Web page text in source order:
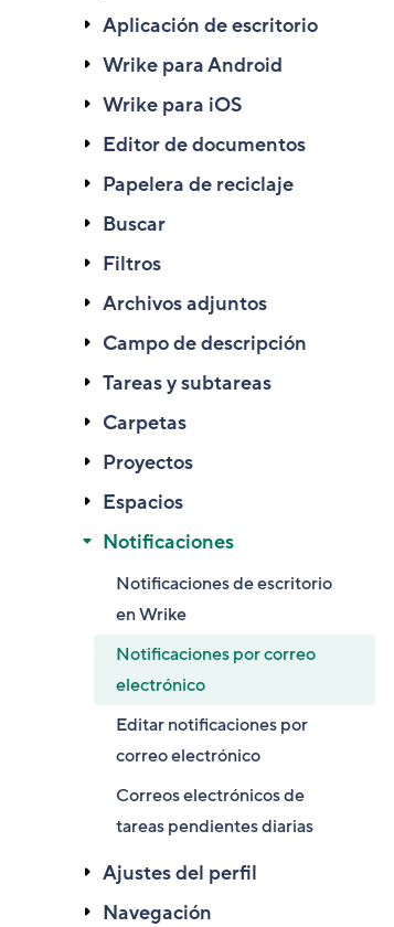
Aplicación de escritorio
Wrike para Android
Wrike para iOS
Editor de documentos
Papelera de reciclaje
Buscar
Filtros
Archivos adjuntos
Campo de descripción
Tareas y subtareas
Carpetas
Proyectos
Espacios
Notificaciones
Notificaciones de escritorio
en Wrike
Notificaciones por correo
electrónico
Editar notificaciones por
correo electrónico
Correos electrónicos de
tareas pendientes diarias
Ajustes del perfil
Navegación